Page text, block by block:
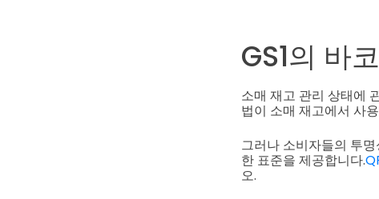
GS1의 바
소매 재고 관리 상태에
법이 소매 재고에서 사
그러나 소비자들의 투
한 표준을 제공합니다.
오.